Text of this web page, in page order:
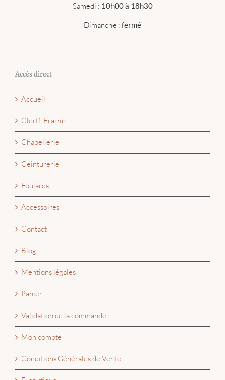
Samedi : 10h00 à 18h30
Dimanche : fermé
Accès direct
Accueil
Clerff-Fraikin
Chapellerie
Ceinturerie
Foulards
Accessoires
Contact
Blog
Mentions légales
Panier
Validation de la commande
Mon compte
Conditions Générales de Vente